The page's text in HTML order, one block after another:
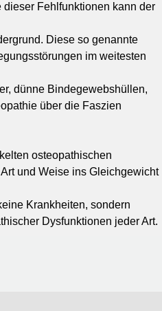
Fehlfunktionen kann der
Diese so genannte
im weitesten
dünne Bindegewebshüllen,
über die Faszien
osteopathischen
und Weise ins Gleichgewicht
Krankheiten, sondern
Dysfunktionen jeder Art.